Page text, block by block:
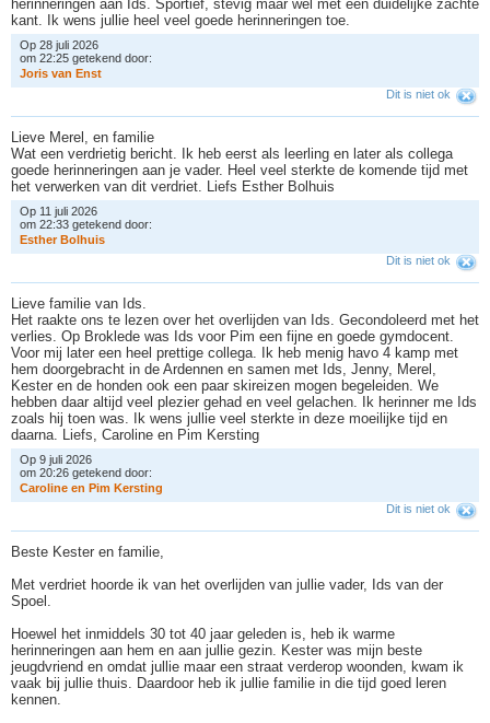
herinneringen aan Ids. Sportief, stevig maar wel met een duidelijke zachte
kant. Ik wens jullie heel veel goede herinneringen toe.
Op 28 juli 2026
om 22:25 getekend door:
Joris van Enst
Dit is niet ok
Lieve Merel, en familie
Wat een verdrietig bericht. Ik heb eerst als leerling en later als collega
goede herinneringen aan je vader. Heel veel sterkte de komende tijd met
het verwerken van dit verdriet. Liefs Esther Bolhuis
Op 11 juli 2026
om 22:33 getekend door:
Esther Bo huis
Dit is niet ok
Lieve familie van Ids.
Het raakte ons te lezen over het overlijden van Ids. Gecondoleerd met het
verlies. Op Broklede was Ids voor Pim een fijne en goede gymdocent.
Voor mij later een heel prettige collega. Ik heb menig havo 4 kamp met
hem doorgebracht in de Ardennen en samen met Ids, Jenny, Merel,
Kester en de honden ook een paar skireizen mogen begeleiden. We
hebben daar altijd veel plezier gehad en veel gelachen. Ik herinner me Ids
zoals hij toen was. Ik wens jullie veel sterkte in deze moeilijke tijd en
daarna. Liefs, Caroline en Pim Kersting
Op 9 juli 2026
om 20:26 getekend door:
Caro ine en Pim Kersting
Dit is niet ok
Beste Kester en familie,
Met verdriet hoorde ik van het overlijden van jullie vader, Ids van der
Spoel.
Hoewel het inmiddels 30 tot 40 jaar geleden is, heb ik warme
herinneringen aan hem en aan jullie gezin. Kester was mijn beste
jeugdvriend en omdat jullie maar een straat verderop woonden, kwam ik
vaak bij jullie thuis. Daardoor heb ik jullie familie in die tijd goed leren
kennen.